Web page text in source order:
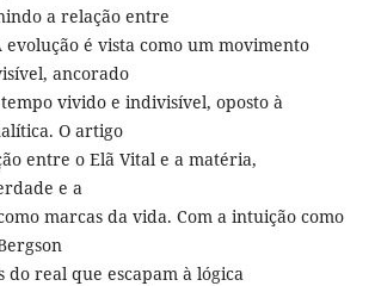
a relação entre
é vista como um movimento
ancorado
vivido e indivisível, oposto à
O artigo
entre o Elã Vital e a matéria,
e a
marcas da vida. Com a intuição como
do real que escapam à lógica